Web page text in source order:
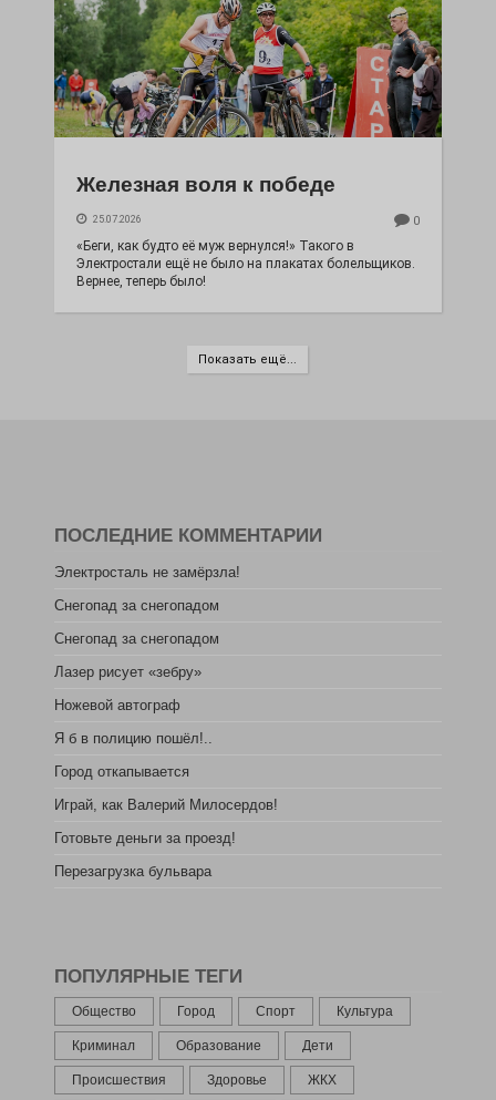
Железная воля к победе
25.07.2026 0
«Беги, как будто её муж вернулся!» Такого в
Электростали ещё не было на плакатах болельщиков.
Вернее, теперь было!
Показать ещё...
ПОСЛЕДНИЕ КОММЕНТАРИИ
Электросталь не замёрзла!
Снегопад за снегопадом
Снегопад за снегопадом
Лазер рисует «зебру»
Ножевой автограф
Я б в полицию пошёл!..
Город откапывается
Играй, как Валерий Милосердов!
Готовьте деньги за проезд!
Перезагрузка бульвара
ПОПУЛЯРНЫЕ ТЕГИ
Общество Город Спорт Культура
Криминал Образование Дети
Происшествия Здоровье ЖКХ